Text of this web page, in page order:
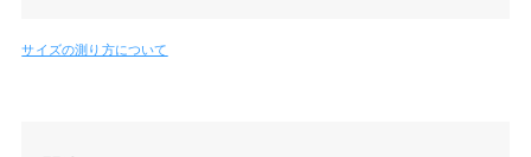
サイズの測り方について